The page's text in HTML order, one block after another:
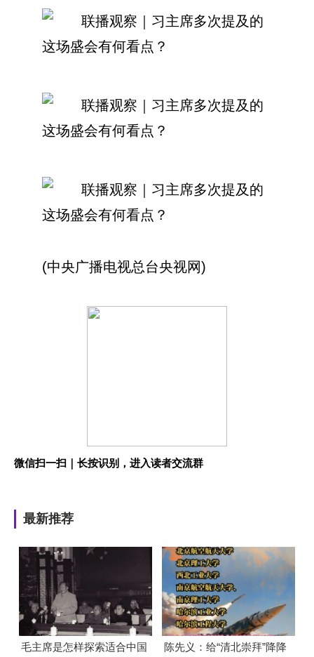
(中央广播电视总台央视网)
微信扫一扫｜长按识别，进入读者交流群
最新推荐
毛主席是怎样探索适合中国
陈先义：给“清北崇拜”降降